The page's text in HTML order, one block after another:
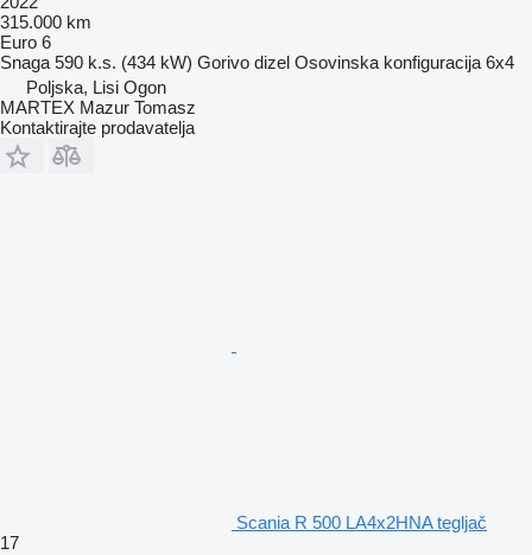
315.000 km
Euro 6
Snaga 590 k.s. (434 kW) Gorivo dizel Osovinska konfiguracija 6x4
Poljska, Lisi Ogon
MARTEX Mazur Tomasz
Kontaktirajte prodavatelja
Scania R 500 LA4x2HNA tegljač
17